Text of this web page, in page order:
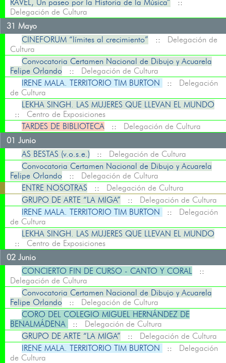
RAVEL, Un paseo por la Historia de la Música” ::
Delegación de Cultura
31 Mayo
CINEFORUM “límites al crecimiento” :: Delegación de
Cultura
Convocatoria Certamen Nacional de Dibujo y Acuarela
Felipe Orlando :: Delegación de Cultura
IRENE MALA. TERRITORIO TIM BURTON
:: Delegación
de Cultura
LEKHA SINGH. LAS MUJERES QUE LLEVAN EL MUNDO
:: Centro de Exposiciones
TARDES DE BIBLIOTECA :: Delegación de Cultura
01 Junio
AS BESTAS (v.o.s.e.) :: Delegación de Cultura
Convocatoria Certamen Nacional de Dibujo y Acuarela
Felipe Orlando :: Delegación de Cultura
ENTRE NOSOTRAS :: Delegación de Cultura
GRUPO DE ARTE “LA MIGA” :: Delegación de Cultura
IRENE MALA. TERRITORIO TIM BURTON
:: Delegación
de Cultura
LEKHA SINGH. LAS MUJERES QUE LLEVAN EL MUNDO
:: Centro de Exposiciones
02 Junio
CONCIERTO FIN DE CURSO - CANTO Y CORAL ::
Delegación de Cultura
Convocatoria Certamen Nacional de Dibujo y Acuarela
Felipe Orlando :: Delegación de Cultura
CORO DEL COLEGIO MIGUEL HERNÁNDEZ DE
BENALMÁDENA
:: Delegación de Cultura
GRUPO DE ARTE “LA MIGA” :: Delegación de Cultura
IRENE MALA. TERRITORIO TIM BURTON
:: Delegación
de Cultura